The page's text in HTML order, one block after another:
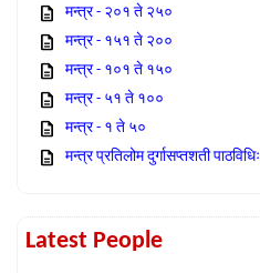
मन्त्र - २०१ ते २५०
मन्त्र - १५१ ते २००
मन्त्र - १०१ ते १५०
मन्त्र - ५१ ते १००
मन्त्र - १ ते ५०
मन्त्र प्रतिलोम दुर्गासप्तशती पाठविधिः
Latest People